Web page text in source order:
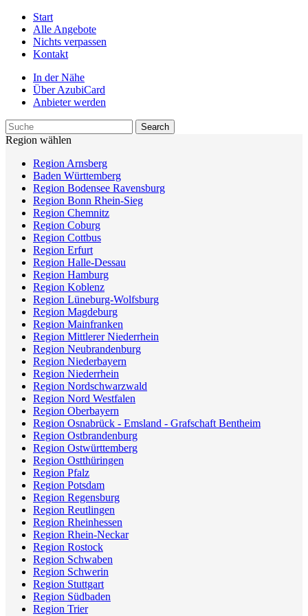
Start
Alle Angebote
Nichts verpassen
Kontakt
In der Nähe
Über AzubiCard
Anbieter werden
Region wählen
Region Arnsberg
Baden Württemberg
Region Bodensee Ravensburg
Region Bonn Rhein-Sieg
Region Chemnitz
Region Coburg
Region Cottbus
Region Erfurt
Region Halle-Dessau
Region Hamburg
Region Koblenz
Region Lüneburg-Wolfsburg
Region Magdeburg
Region Mainfranken
Region Mittlerer Niederrhein
Region Neubrandenburg
Region Niederbayern
Region Niederrhein
Region Nordschwarzwald
Region Nord Westfalen
Region Oberbayern
Region Osnabrück - Emsland - Grafschaft Bentheim
Region Ostbrandenburg
Region Ostwürttemberg
Region Ostthüringen
Region Pfalz
Region Potsdam
Region Regensburg
Region Reutlingen
Region Rheinhessen
Region Rhein-Neckar
Region Rostock
Region Schwaben
Region Schwerin
Region Stuttgart
Region Südbaden
Region Trier